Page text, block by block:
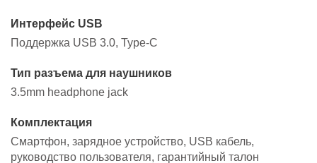
Интерфейс USB
Поддержка USB 3.0, Type-C
Тип разъема для наушников
3.5mm headphone jack
Комплектация
Смартфон, зарядное устройство, USB кабель,
руководство пользователя, гарантийный талон